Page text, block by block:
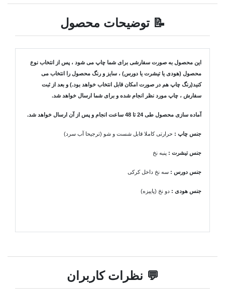
📝 توضیحات محصول
این محصول به صورت سفارشی برای شما چاپ می شود ، پس از انتخاب نوع
محصول (هودی یا تیشرت یا دورس) ، سایز و رنگ محصول را انتخاب می
کنید(رنگ چاپ هم در صورت امکان قابل انتخاب خواهد بود.) و بعد از ثبت
سفارش ، چاپ مورد نظر انجام شده و برای شما ارسال خواهد شد.
آماده سازی محصول طی 24 تا 48 ساعت انجام و پس از آن ارسال خواهد شد.
جنس چاپ : حرارتی کاملا قابل شست و شو (ترجیحا آب سرد)
جنس تیشرت : پنبه نخ
جنس دورس : سه نخ داخل کرکی
جنس هودی : دو نخ (پاییزه)
💬 نظرات کاربران